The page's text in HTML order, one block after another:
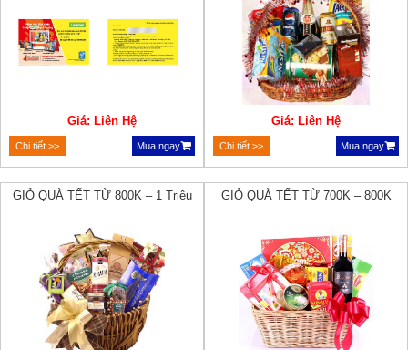
Giá: Liên Hệ
Chi tiết >> Mua ngay
Giá: Liên Hệ
Chi tiết >> Mua ngay
GIỎ QUÀ TẾT TỪ 800K – 1 Triệu GIỎ QUÀ TẾT TỪ 700K – 800K